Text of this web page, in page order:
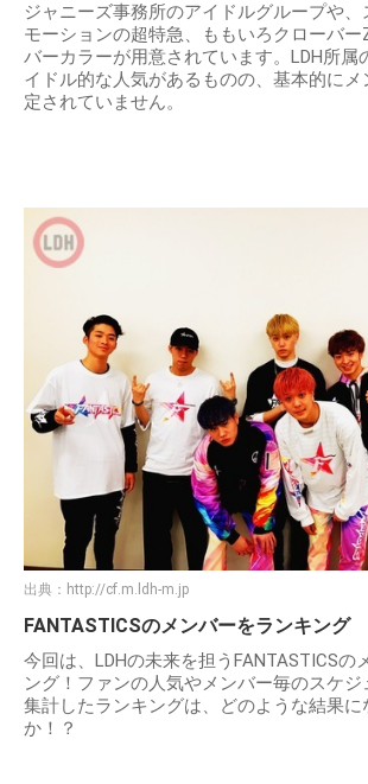
ジャニーズ事務所のアイドルグループや、
モーションの超特急、ももいろクローバー
バーカラーが用意されています。LDH所属
イドル的な人気があるものの、基本的に
定されていません。
出典： http://cf.m.ldh-m.jp
FANTASTICSのメンバーをランキング
今回は、LDHの未来を担うFANTASTICSの
ング！ファンの人気やメンバー毎のスケ
集計したランキングは、どのような結果に
か！？